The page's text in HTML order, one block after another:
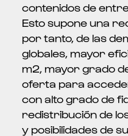
contenidos de
Esto supone una
por tanto, de las
globales, mayor
m2, mayor grado
oferta para
con alto grado de
redistribución de
y posibilidades de